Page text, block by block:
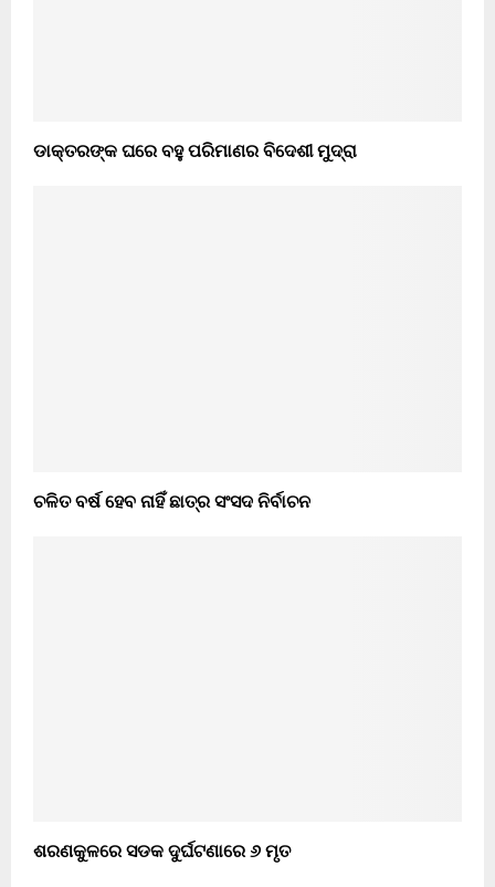
ଡାକ୍ତରଙ୍କ ଘରେ ବହୁ ପରିମାଣର ବିଦେଶୀ ମୁଦ୍ରା
ଚଳିତ ବର୍ଷ ହେବ ନାହିଁ ଛାତ୍ର ସଂସଦ ନିର୍ବାଚନ
ଶରଣକୁଳରେ ସଡକ ଦୁର୍ଘଟଣାରେ ୬ ମୃତ